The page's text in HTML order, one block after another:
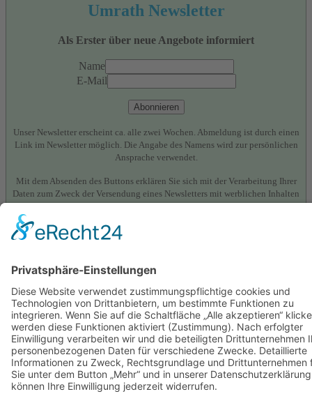
Umrath Newsletter
Als Erster über neue Angebote informiert
Name
E-Mail
Abonnieren
Unser Newsletter erscheint ca. alle zwei Wochen. Abmeldung ist durch einen
Link im Newsletter möglich. Die Angabe des Namens wird zur persönlichen
Ansprache verwendet.
Mit dem Absenden des Buttons erklären Sie sich mit der Verarbeitung Ihrer
Daten zum Zweck der Versendung eines Newsletters mit werblichen Inhalten
einverstanden. Weitere Informationen zur Datenverarbeitung und Ihrem
Widerrufsrecht im Zusammenhang mit der Newsletter-Anmeldung finden Sie in
der